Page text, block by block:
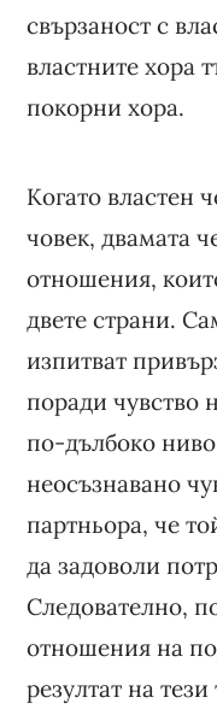
свързаност с
властните хора
покорни хора.
Когато властен
човек, двамата
отношения,
двете страни.
изпитват
поради чувство
по-дълбоко
неосъзнавано
партньора, че
да задоволи
Следователно,
отношения на
резултат на